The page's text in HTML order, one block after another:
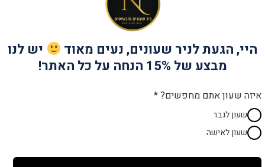
קטגוריות:
היי, הגעת לניר שעונים, נעים מאוד
יש לנו
מבצע של 15% הנחה על כל האתר!
איזה שעון אתם מחפשים? *
שעון לגבר
שעון לאישה